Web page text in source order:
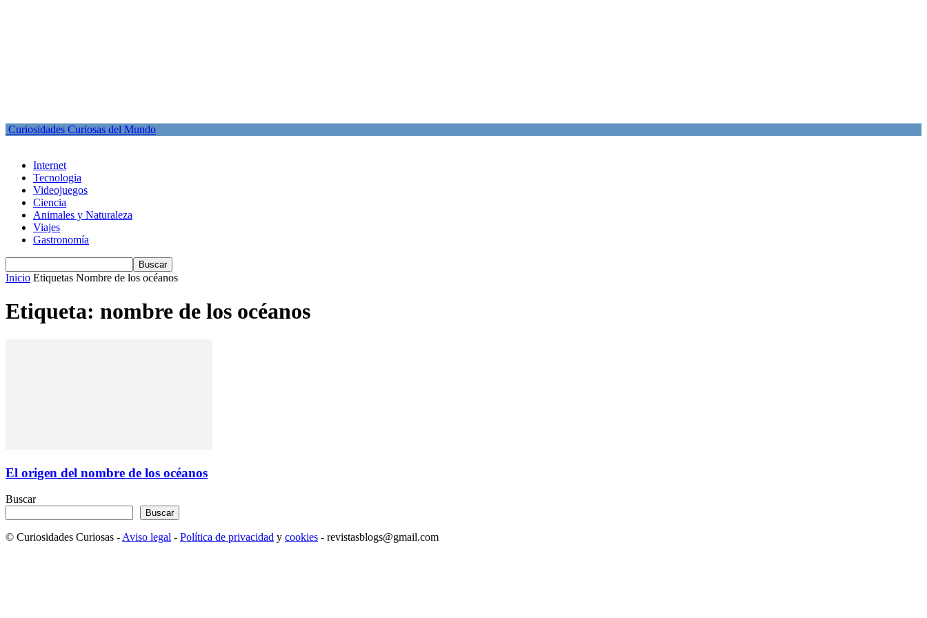
Curiosidades Curiosas del Mundo
Internet
Tecnologia
Videojuegos
Ciencia
Animales y Naturaleza
Viajes
Gastronomía
Inicio Etiquetas Nombre de los océanos
Etiqueta: nombre de los océanos
El origen del nombre de los océanos
Buscar
Buscar
© Curiosidades Curiosas - Aviso legal - Política de privacidad y cookies - revistasblogs@gmail.com